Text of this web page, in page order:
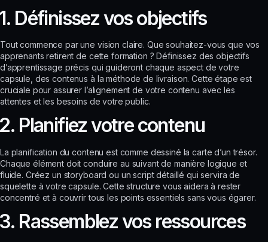
Définissez vos objectifs
Tout commence par une vision claire. Que souhaitez-vous que vos
apprenants retirent de cette formation ? Définissez des objectifs
d’apprentissage précis qui guideront chaque aspect de votre
capsule, des contenus à la méthode de livraison. Cette étape est
cruciale pour assurer l’alignement de votre contenu avec les
attentes et les besoins de votre public.
Planifiez votre contenu
La planification du contenu est comme dessiné la carte d’un trésor.
Chaque élément doit conduire au suivant de manière logique et
fluide. Créez un storyboard ou un script détaillé qui servira de
squelette à votre capsule. Cette structure vous aidera à rester
concentré et à couvrir tous les points essentiels sans vous égarer.
Rassemblez vos ressources